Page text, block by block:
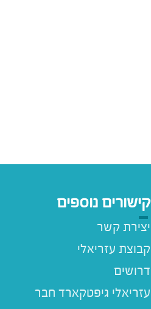
קישורים נוספים
יצירת קשר
קבוצת עזריאלי
דרושים